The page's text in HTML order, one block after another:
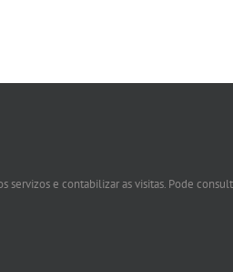
servizos e contabilizar as visitas. Pode